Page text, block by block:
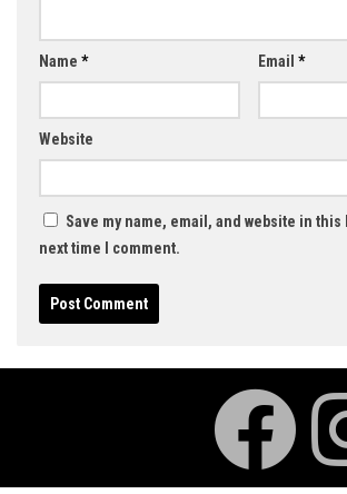
Name * Email *
Website
Save my name, email, and website in
next time I comment.